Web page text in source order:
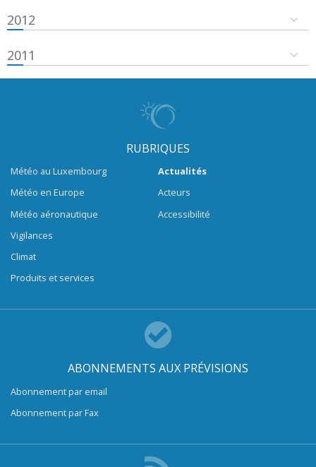
2012
2011
RUBRIQUES
Météo au Luxembourg
Météo en Europe
Météo aéronautique
Vigilances
Climat
Produits et services
Actualités
Acteurs
Accessibilité
ABONNEMENTS AUX PRÉVISIONS
Abonnement par email
Abonnement par Fax